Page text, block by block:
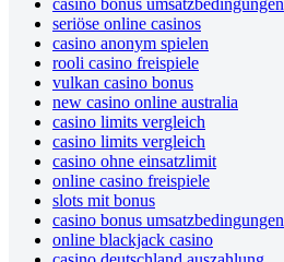
casino bonus umsatzbedingungen
seriöse online casinos
casino anonym spielen
rooli casino freispiele
vulkan casino bonus
new casino online australia
casino limits vergleich
casino limits vergleich
casino ohne einsatzlimit
online casino freispiele
slots mit bonus
casino bonus umsatzbedingungen
online blackjack casino